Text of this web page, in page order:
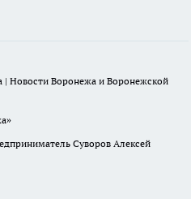
Новости Воронежа и Воронежской
Суворов Алексей